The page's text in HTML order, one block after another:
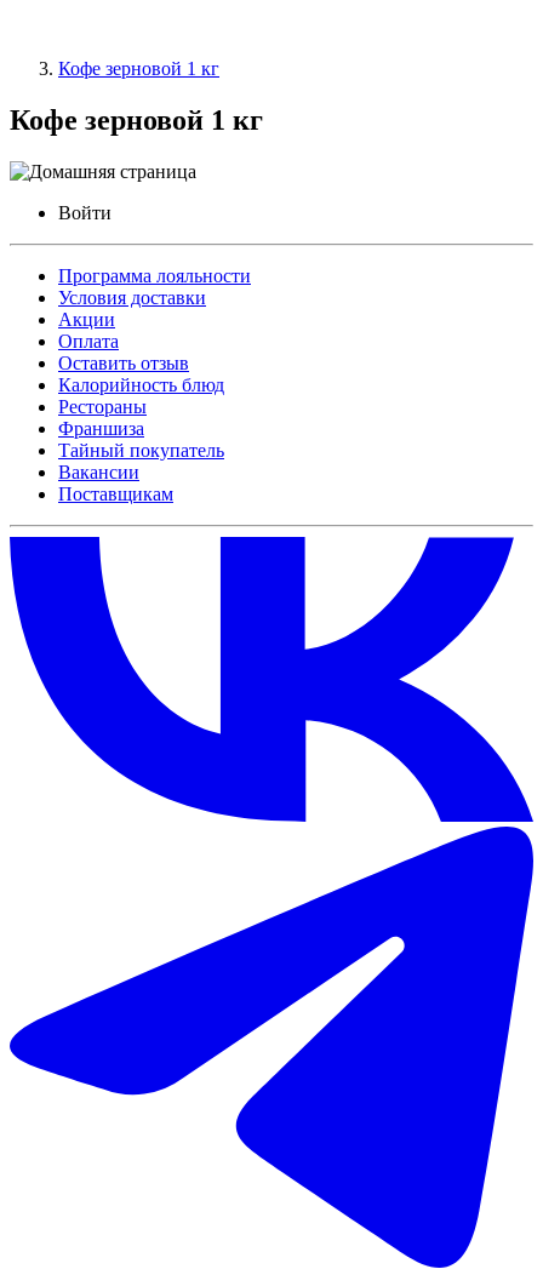
Кофе зерновой 1 кг
Кофе зерновой 1 кг
Войти
Программа лояльности
Условия доставки
Акции
Оплата
Оставить отзыв
Калорийность блюд
Рестораны
Франшиза
Тайный покупатель
Вакансии
Поставщикам